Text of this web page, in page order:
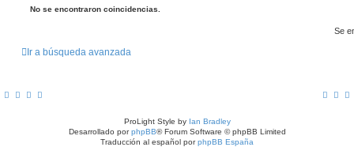
No se encontraron coincidencias.
Se
Ir a búsqueda avanzada
ProLight Style by Ian Bradley
Desarrollado porphpBB® Forum Software © phpBB Limited
Traducción al español porphpBB España